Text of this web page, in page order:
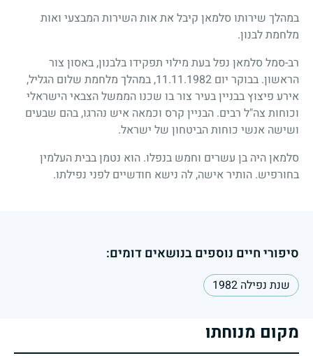
במהלך שירותו סלמאן קיבל את אות השירות המבצעי ואות
מלחמת לבנון.
רב-סמל סלמאן נפל בעת מילוי תפקידו בלבנון, באסון צור
הראשון. בבוקר יום 11.11.1982, במהלך מלחמת שלום הגליל,
אירע פיצוץ בבניין בעיר צור בו שכנו הממשל הצבאי הישראלי
וכוחות צה"ל רבים. הבניין קרס וכמאה איש נהרגו, בהם שבעים
ושישה אנשי כוחות הביטחון של ישראל.
סלמאן היה בן עשרים וחמש בנפלו. הוא נטמן בבית העלמין
בחורפיש. הותיר אישה, לה נישא חודשיים לפני נפילתו.
סיפורי חיים נוספים בנושאים דומים:
שנת נפילה 1982
מקום מנוחתו